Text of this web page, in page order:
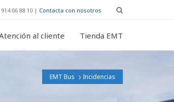
06 88 10 | Contacta con nosotros
al cliente Tienda EMT
EMT Bus Incidencias